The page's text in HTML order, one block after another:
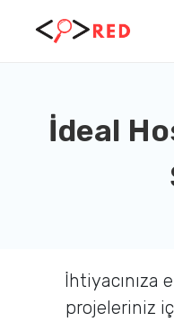
İdeal
İhtiyacınıza
projeleriniz